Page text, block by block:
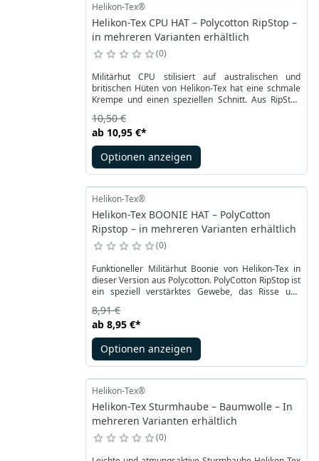
Helikon-Tex®
Helikon-Tex CPU HAT – Polycotton RipStop –
in mehreren Varianten erhältlich
0
Militärhut CPU stilisiert auf australischen und
britischen Hüten von Helikon-Tex hat eine schmale
Krempe und einen speziellen Schnitt. Aus RipStop
erhältlich. Es verfügt über abgedeckte Mesh-
Belüftungstunnel für eine optimale Atmung.
ab 10,95 €*
10,50 €
Optionen anzeigen
Helikon-Tex®
Helikon-Tex BOONIE HAT – PolyCotton
Ripstop – in mehreren Varianten erhältlich
0
Funktioneller Militärhut Boonie von Helikon-Tex in
dieser Version aus Polycotton. PolyCotton RipStop ist
ein speziell verstärktes Gewebe, das Risse und
Aktivitäten in Wald- und Wüstengebieten. Es ist in
Militärfarben in den Größen S bis XL erhältlich. Das
Design umfasst eine breite Krempe mit langen
Nähten.
ab 8,95 €*
8,91 €
Optionen anzeigen
Helikon-Tex®
Helikon-Tex Sturmhaube – Baumwolle – In
mehreren Varianten erhältlich
0